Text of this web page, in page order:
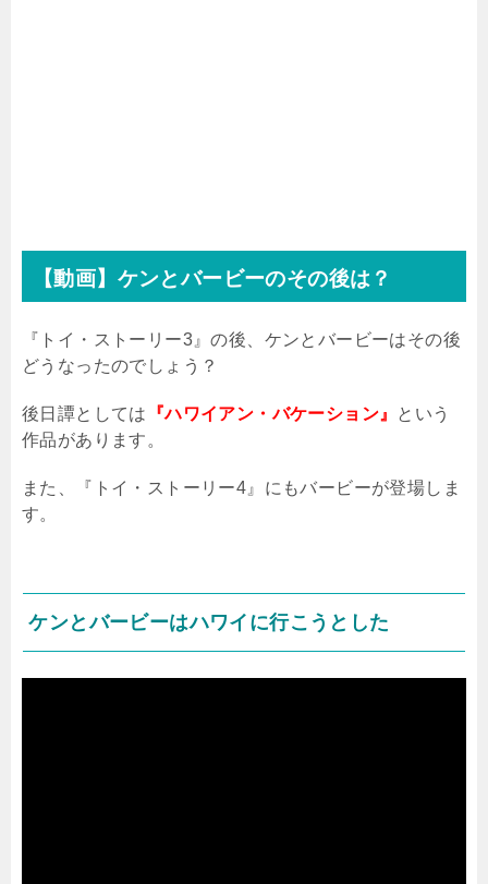
【動画】ケンとバービーのその後は？
『トイ・ストーリー3 』の後、ケンとバービーはその後
どうなったのでしょう？
後日譚としては 『ハワイアン・バケーション』 という
作品があります。
また、『トイ・ストーリー4 』にもバービーが登場しま
す。
ケンとバービーはハワイに行こうとした